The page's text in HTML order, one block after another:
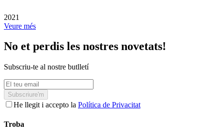
2021
Veure més
No et perdis les nostres novetats!
Subscriu-te al nostre butlletí
Subscriure'm
He llegit i accepto la Política de Privacitat
Troba